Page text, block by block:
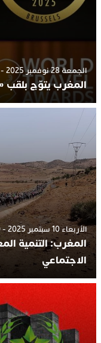
الجمعة 28 نوفمبر 2025 - 2:03
المغرب يتوّج بلقب
الأربعاء 10 سبتمبر 2025 - 6:40
المغرب: التنمية
الاجتماعي